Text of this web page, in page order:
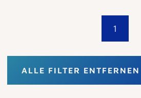
1
ALLE FILTER ENTFERNEN